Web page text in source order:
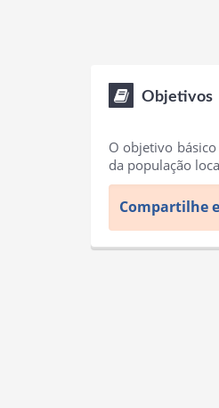
Objetivos
O objetivo
da população
Compartilhe